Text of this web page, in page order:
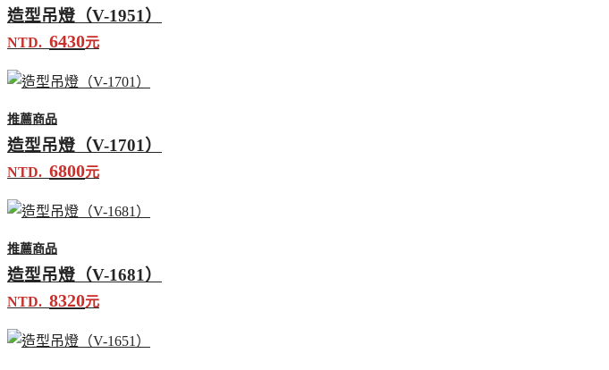
造型吊燈（V-1951）
NTD. 6430元
推薦商品
造型吊燈（V-1701）
NTD. 6800元
推薦商品
造型吊燈（V-1681）
NTD. 8320元